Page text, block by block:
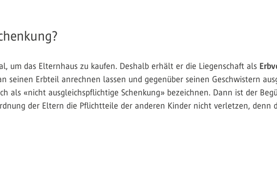
um das Elternhaus zu kaufen. Deshalb erhält er die Liegenschaft als
seinen Erbteil anrechnen lassen und gegenüber seinen Geschwistern
als «nicht ausgleichspflichtige Schenkung» bezeichnen. Dann ist der
der Eltern die Pflichtteile der anderen Kinder nicht verletzen, denn